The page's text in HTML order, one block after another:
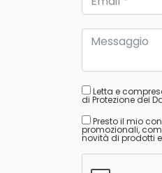
Letta e
di Protezione dei
Presto il mio
promozionali,
novità di prodotti e